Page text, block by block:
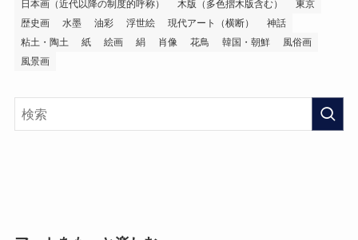
日本画（近代以降の制度的呼称）
木版（多色摺木版含む）
東京
歴史画
水墨 油彩 浮世絵 現代アート（横断）
神話
粘土・陶土
紙 絵画 絹 肖像 花鳥 韓国・朝鮮
風俗画
風景画